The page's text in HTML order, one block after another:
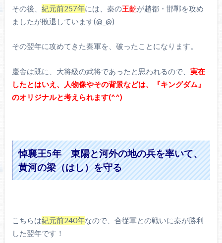
その後、 紀元前257年には、秦の王齕が趙都・邯鄲を攻め
ましたが敗退しています(@_@)
その翌年に攻めてきた秦軍を、破ったことになります。
慶舎は既に、大将級の武将であったと思われるので、 実在
したとはいえ、人物像やその背景などは、『キングダム』
のオリジナルと考えられます(^^)
悼襄王5年 東陽と河外の地の兵を率いて、
黄河の梁（はし）を守る
こちらは紀元前240年なので、合従軍との戦いに秦が勝利
した翌年です！